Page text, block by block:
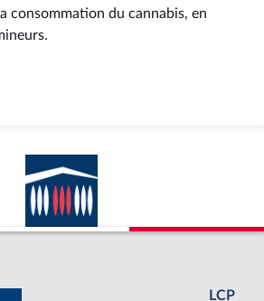
consommation du cannabis, en
LCP